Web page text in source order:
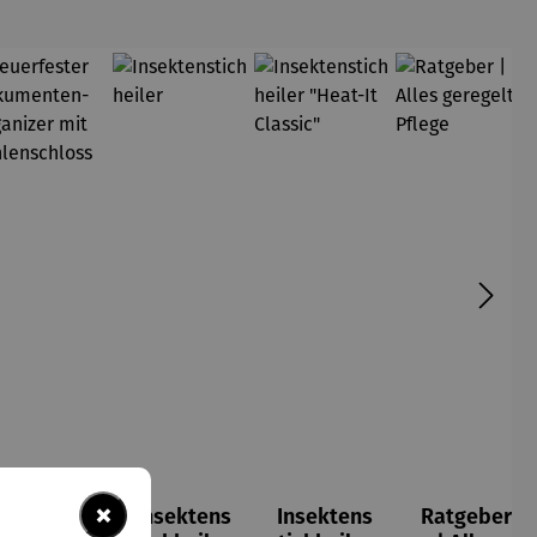
Feuerfest
Insektens
Insektens
Ratgeber
×